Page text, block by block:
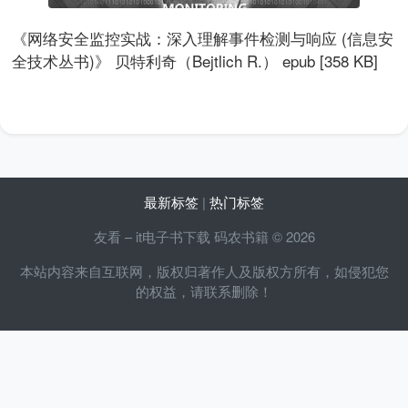
《网络安全监控实战：深入理解事件检测与响应 (信息安
全技术丛书)》 贝特利奇（Bejtlich R.） epub [358 KB]
最新标签 | 热门标签
友看 – it电子书下载 码农书籍 © 2026
本站内容来自互联网，版权归著作人及版权方所有，如侵犯您
的权益，请联系删除！